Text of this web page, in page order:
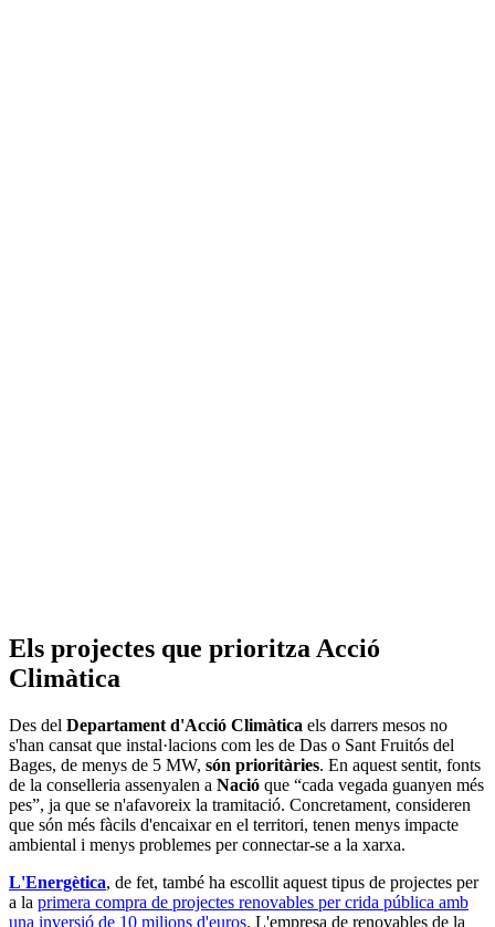
Els projectes que prioritza Acció
Climàtica
Des del Departament d'Acció Climàtica els darrers mesos no
s'han cansat que instal·lacions com les de Das o Sant Fruitós del
Bages, de menys de 5 MW, són prioritàries. En aquest sentit, fonts
de la conselleria assenyalen a Nació que “cada vegada guanyen més
pes”, ja que se n'afavoreix la tramitació. Concretament, consideren
que són més fàcils d'encaixar en el territori, tenen menys impacte
ambiental i menys problemes per connectar-se a la xarxa.
L'Energètica, de fet, també ha escollit aquest tipus de projectes per
a la primera compra de projectes renovables per crida pública amb
una inversió de 10 milions d'euros. L'empresa de renovables de la